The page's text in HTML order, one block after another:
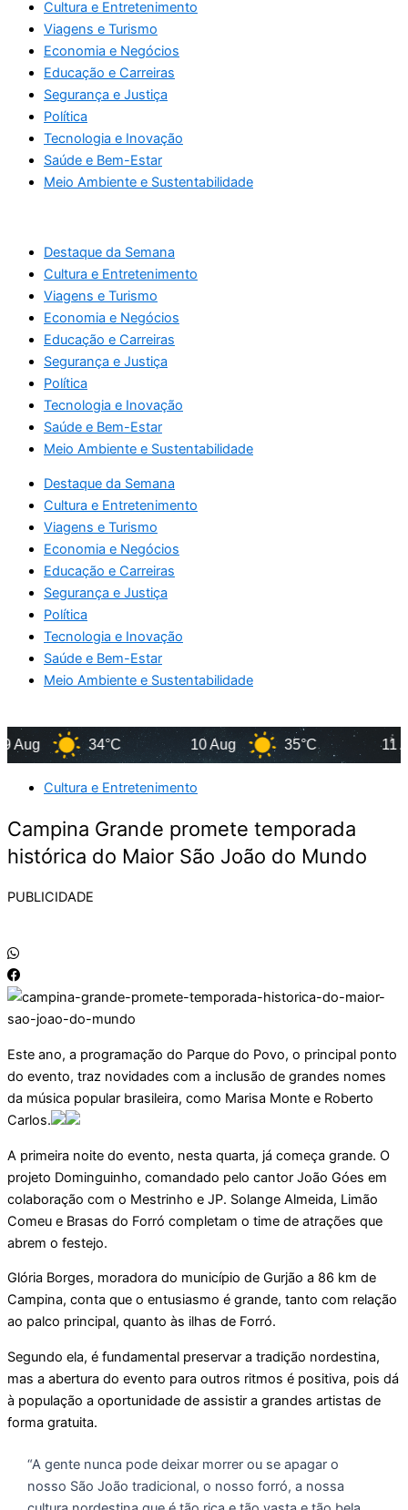
Cultura e Entretenimento
Viagens e Turismo
Economia e Negócios
Educação e Carreiras
Segurança e Justiça
Política
Tecnologia e Inovação
Saúde e Bem-Estar
Meio Ambiente e Sustentabilidade
Destaque da Semana
Cultura e Entretenimento
Viagens e Turismo
Economia e Negócios
Educação e Carreiras
Segurança e Justiça
Política
Tecnologia e Inovação
Saúde e Bem-Estar
Meio Ambiente e Sustentabilidade
Destaque da Semana
Cultura e Entretenimento
Viagens e Turismo
Economia e Negócios
Educação e Carreiras
Segurança e Justiça
Política
Tecnologia e Inovação
Saúde e Bem-Estar
Meio Ambiente e Sustentabilidade
34°C 10 Aug 35°C 11 Aug
Cultura e Entretenimento
Campina Grande promete temporada
histórica do Maior São João do Mundo
PUBLICIDADE
Este ano, a programação do Parque do Povo, o principal ponto
do evento, traz novidades com a inclusão de grandes nomes
da música popular brasileira, como Marisa Monte e Roberto
Carlos.
A primeira noite do evento, nesta quarta, já começa grande. O
projeto Dominguinho, comandado pelo cantor João Góes em
colaboração com o Mestrinho e JP. Solange Almeida, Limão
Comeu e Brasas do Forró completam o time de atrações que
abrem o festejo.
Glória Borges, moradora do município de Gurjão a 86 km de
Campina, conta que o entusiasmo é grande, tanto com relação
ao palco principal, quanto às ilhas de Forró.
Segundo ela, é fundamental preservar a tradição nordestina,
mas a abertura do evento para outros ritmos é positiva, pois dá
à população a oportunidade de assistir a grandes artistas de
forma gratuita.
“A gente nunca pode deixar morrer ou se apagar o
nosso São João tradicional, o nosso forró, a nossa